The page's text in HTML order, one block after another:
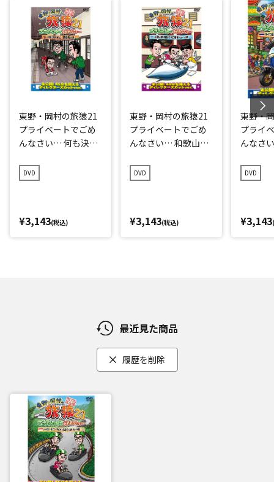
東野・岡村の旅猿21
プライベートでごめ
んなさい… 何も決め
ミアム完全版
DVD
¥3,143(税込)
東野・岡村の旅猿21
プライベートでごめ
んなさい… 和歌山県
ョーへの旅 プレミア
ム完全版
DVD
¥3,143(税込)
東野・
プライ
んなさ
編 プレ
DVD
¥3,143
最近見た商品
履歴を削除